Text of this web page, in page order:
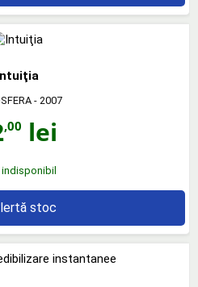
- 2007
,00 lei
stoc